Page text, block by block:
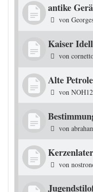
antike
von
Kaiser
von
Alte
von
von
von